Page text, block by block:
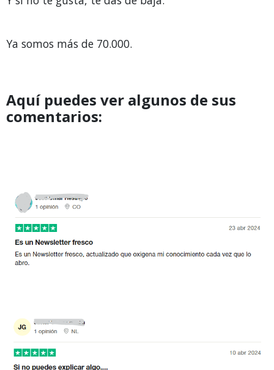
Ya somos más de 70.000.
Aquí puedes ver algunos de sus
comentarios: